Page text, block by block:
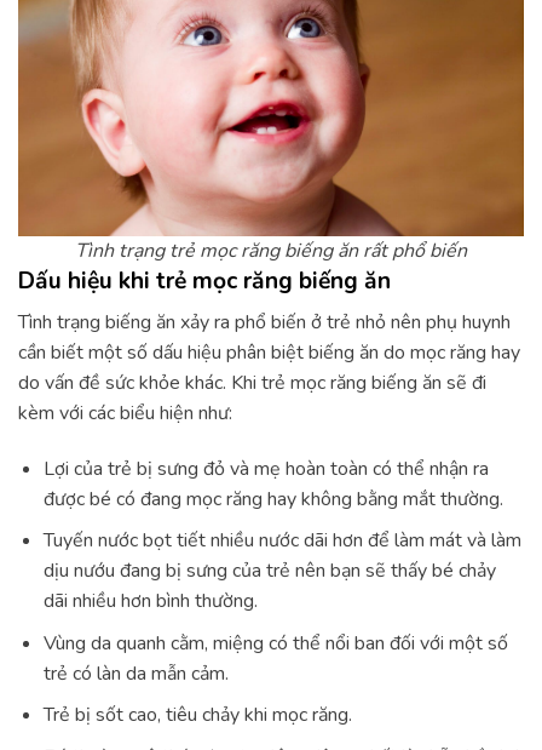
Tình trạng trẻ mọc răng biếng ăn rất phổ biến
Dấu hiệu khi trẻ mọc răng biếng ăn
Tình trạng biếng ăn xảy ra phổ biến ở trẻ nhỏ nên phụ huynh
cần biết một số dấu hiệu phân biệt biếng ăn do mọc răng hay
do vấn đề sức khỏe khác. Khi trẻ mọc răng biếng ăn sẽ đi
kèm với các biểu hiện như:
Lợi của trẻ bị sưng đỏ và mẹ hoàn toàn có thể nhận ra
được bé có đang mọc răng hay không bằng mắt thường.
Tuyến nước bọt tiết nhiều nước dãi hơn để làm mát và làm
dịu nướu đang bị sưng của trẻ nên bạn sẽ thấy bé chảy
dãi nhiều hơn bình thường.
Vùng da quanh cằm, miệng có thể nổi ban đối với một số
trẻ có làn da mẫn cảm.
Trẻ bị sốt cao, tiêu chảy khi mọc răng.